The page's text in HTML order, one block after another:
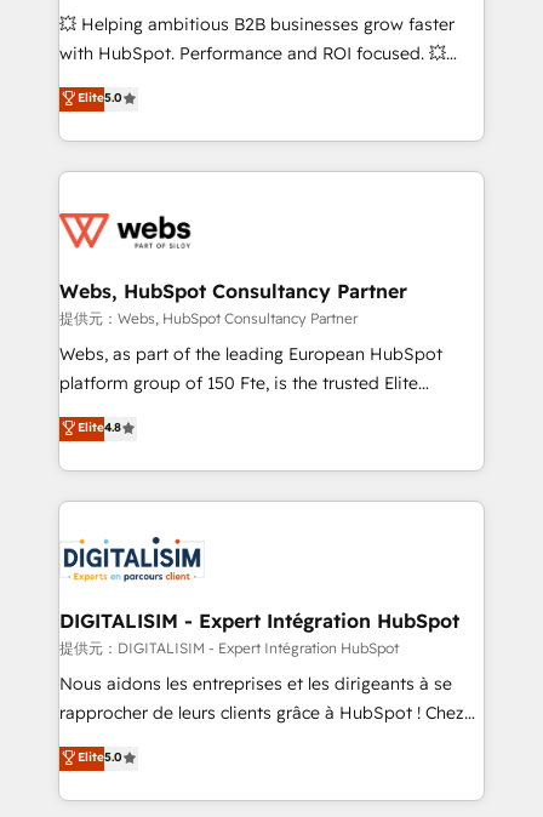
pipeline growth programs • Sales enablement tools
and CRM optimization • Retention strategies with
Execution • 750+ onboardings and 2,000+
implementations • Deep expertise across marketing,
💥 Helping ambitious B2B businesses grow faster
with HubSpot. Performance and ROI focused. 💥
BBD Boom is the HubSpot partner that can help you
to HubSpot Better. We work with your teams to
solve all your HubSpot challenges and improve user
adoption, sales process and marketing results.
the first time 🔧 Designing and optimising your
and build using HubSpot 🔌 Integrating HubSpot
with other systems 🎓 Training your teams to be
HubSpot pros 📊 Lead generation services using
HubSpot Why us? - SIX HubSpot Accreditations -
CRM, Solutions Architecture, Onboarding , Data
Migration, Custom Integration & Platform
team of 25+ experts Contact us today to help you
get more from your investment in HubSpot.
Elite5.0
Webs, HubSpot Consultancy Partner
提供元：Webs, HubSpot Consultancy Partner
Webs, as part of the leading European HubSpot
platform group of 150 Fte, is the trusted Elite
HubSpot CRM Partner offering you a roadmap on
maximizing EBITDA and achieving Commercial
Excellence. With our targeted processes, we
strengthen your digital transformation and minimize
Implementation partner, we provide expertise to
drive your business forward. Since 2015 we are fully
dedicated to HubSpot and with an experienced
team (50+), we work with reputable companies in
B2B sectors such as manufacturing, SaaS and
business services. We prepare a customized
impact of your digital transformation, including a
detailed financial rationale with a focus on ROI and
Elite4.8
DIGITALISIM - Expert Intégration HubSpot
提供元：DIGITALISIM - Expert Intégration HubSpot
Nous aidons les entreprises et les dirigeants à se
rapprocher de leurs clients grâce à HubSpot ! Chez
DIGITALISIM, nous avons l'intime conviction que la
réussite des entreprises passe par l’innovation web,
le marketing digital, et la relation client ! C'est
Elite5.0